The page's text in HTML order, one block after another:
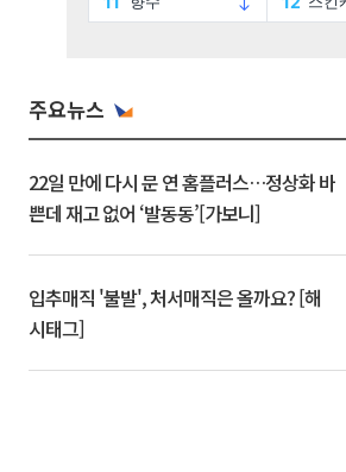
주요뉴스
22일 만에 다시 문 연 홈플러스…정상화 바
쁜데 재고 없어 ‘발동동’[가보니]
입추매직 '불발', 처서매직은 올까요? [해
시태그]